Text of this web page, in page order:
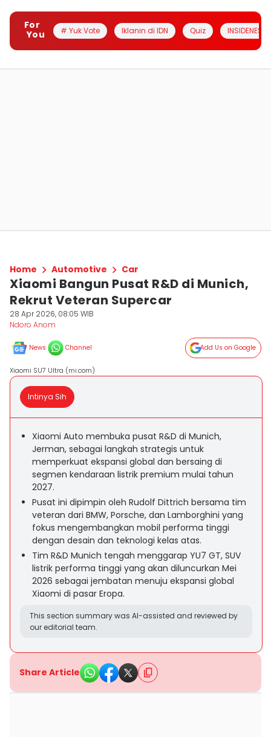
For
You
# Yuk Vote Iklanin di IDN Quiz INSIDENESIA
Home Automotive Car
Xiaomi Bangun Pusat R&D di Munich,
Rekrut Veteran Supercar
28 Apr 2026, 08:05 WIB
Ndoro Anom
News Channel Add Us on Google
Xiaomi SU7 Ultra (mi.com)
Intinya Sih
Xiaomi Auto membuka pusat R&D di Munich,
Jerman, sebagai langkah strategis untuk
memperkuat ekspansi global dan bersaing di
segmen kendaraan listrik premium mulai tahun
2027.
Pusat ini dipimpin oleh Rudolf Dittrich bersama tim
veteran dari BMW, Porsche, dan Lamborghini yang
fokus mengembangkan mobil performa tinggi
dengan desain dan teknologi kelas atas.
Tim R&D Munich tengah menggarap YU7 GT, SUV
listrik performa tinggi yang akan diluncurkan Mei
2026 sebagai jembatan menuju ekspansi global
Xiaomi di pasar Eropa.
This section summary was AI-assisted and reviewed by
our editorial team.
Share Article